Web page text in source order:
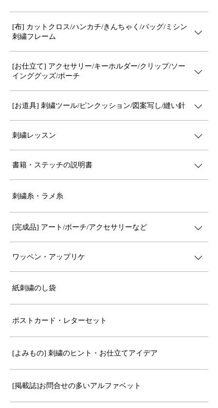
[布] カットクロス/ハンカチ/きんちゃく/バッグ/ミシン
刺繍フレーム
[お仕立て] アクセサリー/キーホルダー/クリップ/ソー
インググッズ/ポーチ
[お道具] 刺繍ツール/ピンクッション/図案写し/縫い針
刺繍レッスン
書籍・ステッチの説明書
刺繍糸・ラメ糸
[完成品] アート/ポーチ/アクセサリーなど
ワッペン・アップリケ
紙刺繍のし袋
ポストカード・レターセット
[よみもの] 刺繍のヒント・お仕立てアイデア
[掲載誌]お問合せの多いアルファベット